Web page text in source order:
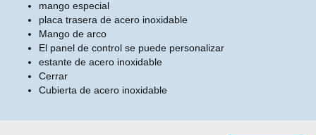
mango especial
placa trasera de acero inoxidable
Mango de arco
El panel de control se puede personalizar
estante de acero inoxidable
Cerrar
Cubierta de acero inoxidable